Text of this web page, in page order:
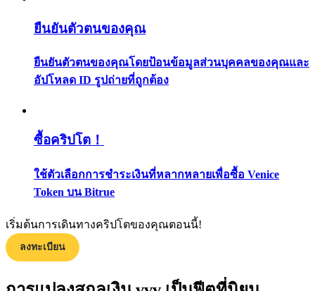
เรียนรู้วิธีการรักษาผลกำไร
ยืนยันตัวตนของคุณ
ยืนยันตัวตนของคุณโดยป้อนข้อมูลส่วนบุคคลของคุณและ
อัปโหลด ID รูปถ่ายที่ถูกต้อง
ซื้อคริปโต！
ใช้ตัวเลือกการชำระเงินที่หลากหลายเพื่อซื้อ Venice
Token บน Bitrue
เริ่มต้นการเดินทางคริปโตของคุณตอนนี้!
ลงทะเบียน